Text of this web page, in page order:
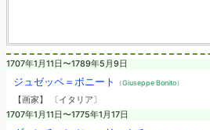
1707年1月11日〜1789年5月9日
ジュゼッペ＝ボニート （Giuseppe Bonito）
【画家】 〔イタリア〕
1707年1月11日〜1775年1月17日